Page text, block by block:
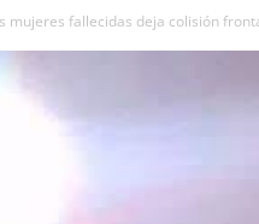
mujeres fallecidas deja colisión